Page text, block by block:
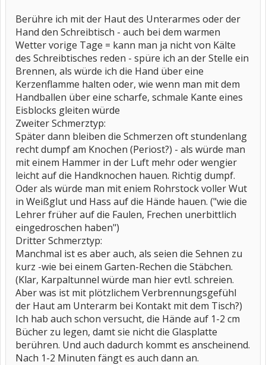
Berühre ich mit der Haut des Unterarmes oder der
Hand den Schreibtisch - auch bei dem warmen
Wetter vorige Tage = kann man ja nicht von Kälte
des Schreibtisches reden - spüre ich an der Stelle ein
Brennen, als würde ich die Hand über eine
Kerzenflamme halten oder, wie wenn man mit dem
Handballen über eine scharfe, schmale Kante eines
Eisblocks gleiten würde
Zweiter Schmerztyp:
Später dann bleiben die Schmerzen oft stundenlang
recht dumpf am Knochen (Periost?) - als würde man
mit einem Hammer in der Luft mehr oder wengier
leicht auf die Handknochen hauen. Richtig dumpf.
Oder als würde man mit eniem Rohrstock voller Wut
in Weißglut und Hass auf die Hände hauen. ("wie die
Lehrer früher auf die Faulen, Frechen unerbittlich
eingedroschen haben")
Dritter Schmerztyp:
Manchmal ist es aber auch, als seien die Sehnen zu
kurz -wie bei einem Garten-Rechen die Stäbchen.
(Klar, Karpaltunnel würde man hier evtl. schreien.
Aber was ist mit plötzlichem Verbrennungsgefühl
der Haut am Unterarm bei Kontakt mit dem Tisch?)
Ich hab auch schon versucht, die Hände auf 1-2 cm
Bücher zu legen, damt sie nicht die Glasplatte
berühren. Und auch dadurch kommt es anscheinend.
Nach 1-2 Minuten fängt es auch dann an.